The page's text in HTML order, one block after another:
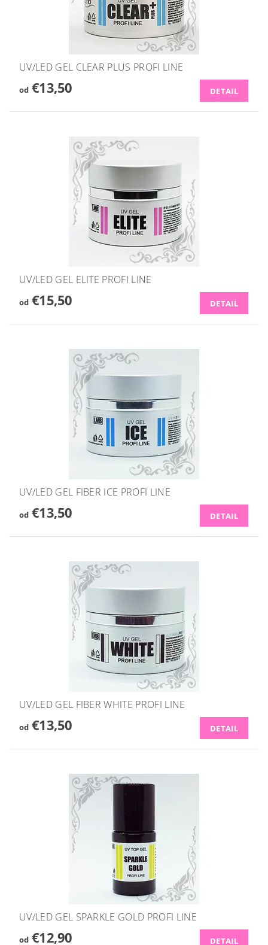
UV/LED GEL CLEAR PLUS PROFI LINE
od€13,50 DETAIL
UV/LED GEL ELITE PROFI LINE
od€15,50 DETAIL
UV/LED GEL FIBER ICE PROFI LINE
od€13,50 DETAIL
UV/LED GEL FIBER WHITE PROFI LINE
od€13,50 DETAIL
UV/LED GEL SPARKLE GOLD PROFI LINE
od€12,90 DETAIL